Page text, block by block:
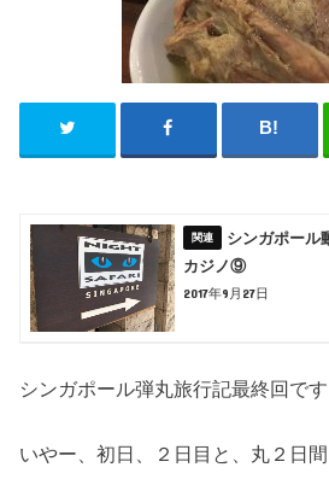
シンガポール
カジノ⑨
2017年9月27日
シンガポール弾丸旅行記最終回です
いやー、初日、２日目と、丸２日間